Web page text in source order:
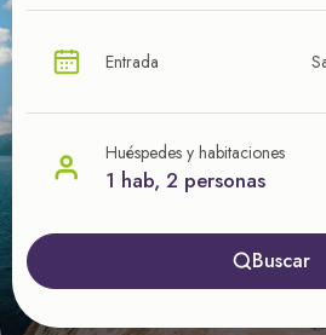
¿CUÁL VA A SER TU
nuestras
Entrada
Huéspedes y habitaciones
1 hab, 2 personas
Buscar